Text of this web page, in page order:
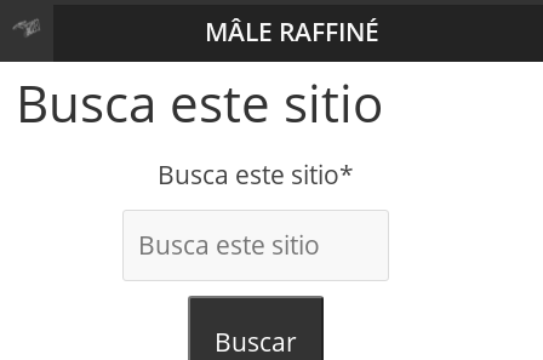
MÂLE RAFFINÉ
Busca este sitio
Busca este sitio*
Buscar